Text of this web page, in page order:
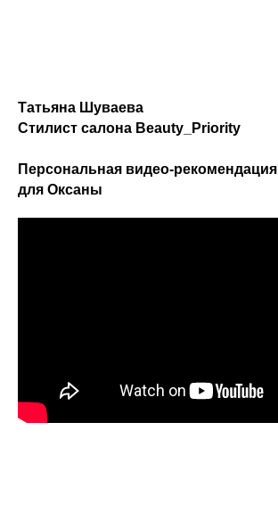
Татьяна Шуваева
Стилист салона Beauty_Priority
Персональная видео-рекомендация
для Оксаны